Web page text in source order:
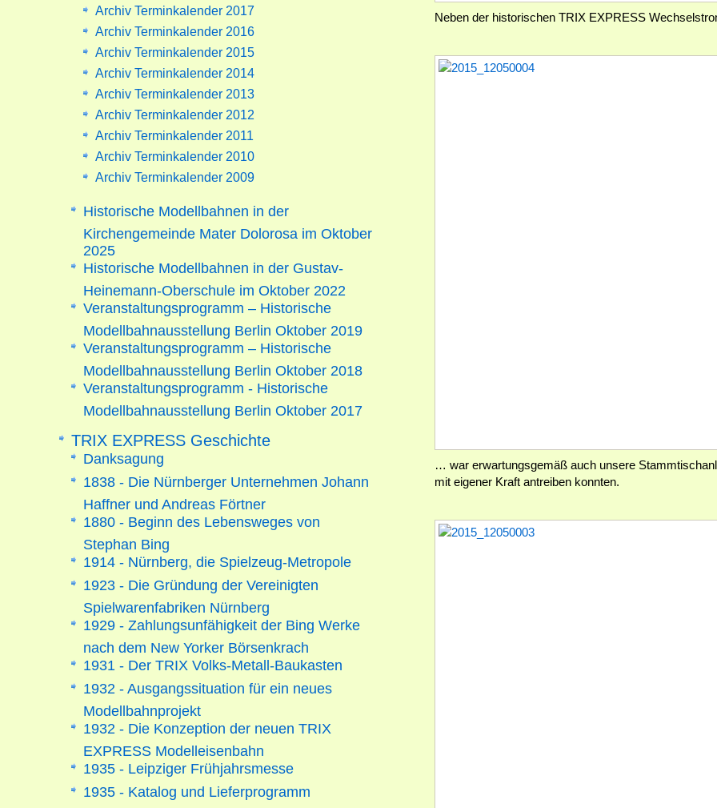
Neben der historischen TRIX EXPRESS
… war erwartungsgemäß auch unsere
mit eigener Kraft antreiben konnten.
Archiv Terminkalender 2017
Archiv Terminkalender 2016
Archiv Terminkalender 2015
Archiv Terminkalender 2014
Archiv Terminkalender 2013
Archiv Terminkalender 2012
Archiv Terminkalender 2011
Archiv Terminkalender 2010
Archiv Terminkalender 2009
Historische Modellbahnen in der
Kirchengemeinde Mater Dolorosa im Oktober
2025
Historische Modellbahnen in der Gustav-
Heinemann-Oberschule im Oktober 2022
Veranstaltungsprogramm – Historische
Modellbahnausstellung Berlin Oktober 2019
Veranstaltungsprogramm – Historische
Modellbahnausstellung Berlin Oktober 2018
Veranstaltungsprogramm - Historische
Modellbahnausstellung Berlin Oktober 2017
TRIX EXPRESS Geschichte
Danksagung
1838 - Die Nürnberger Unternehmen Johann
Haffner und Andreas Förtner
1880 - Beginn des Lebensweges von
Stephan Bing
1914 - Nürnberg, die Spielzeug-Metropole
1923 - Die Gründung der Vereinigten
Spielwarenfabriken Nürnberg
1929 - Zahlungsunfähigkeit der Bing Werke
nach dem New Yorker Börsenkrach
1931 - Der TRIX Volks-Metall-Baukasten
1932 - Ausgangssituation für ein neues
Modellbahnprojekt
1932 - Die Konzeption der neuen TRIX
EXPRESS Modelleisenbahn
1935 - Leipziger Frühjahrsmesse
1935 - Katalog und Lieferprogramm